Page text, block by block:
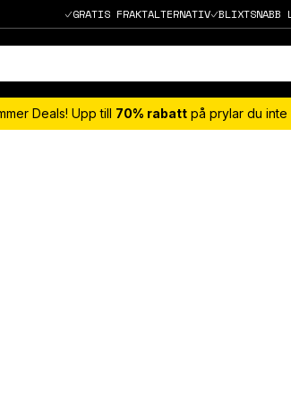
GRATIS FRAKTALTERNATIV BLIXTSNABB
Deals! Upp till 70% rabatt på prylar du